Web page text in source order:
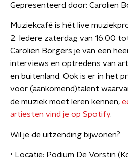
Gepresenteerd door: Carolien
Muziekcafé is hét live
2. Iedere zaterdag van 16.00
Carolien Borgers je van een
interviews en optredens van
en buitenland. Ook is er in het
voor (aankomend)talent
de muziek moet leren kennen,
artiesten vind je op Spotify.
Wil je de uitzending bijwonen?
•⁠ ⁠Locatie: Podium De Vorstin